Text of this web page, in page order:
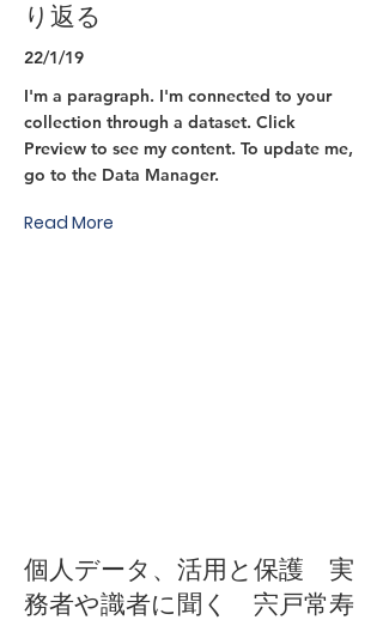
り返る
22/1/19
I'm a paragraph. I'm connected to your
collection through a dataset. Click
Preview to see my content. To update me,
go to the Data Manager.
Read More
個人データ、活用と保護 実
務者や識者に聞く 宍戸常寿